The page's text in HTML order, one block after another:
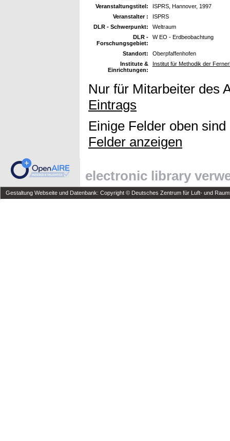
Veranstaltungstitel:
ISPRS, Hannover, 1997
Veranstalter :
ISPRS
DLR - Schwerpunkt:
Weltraum
DLR -
Forschungsgebiet:
W EO - Erdbeobachtung
Standort:
Oberpfaffenhofen
Institute &
Einrichtungen:
Institut für Methodik der
Nur für Mitarbeiter des
Eintrags
Einige Felder oben
Felder anzeigen
electronic library
Gestaltung Webseite und Datenbank: Copyright © Deutsches Zentrum für Luft- und